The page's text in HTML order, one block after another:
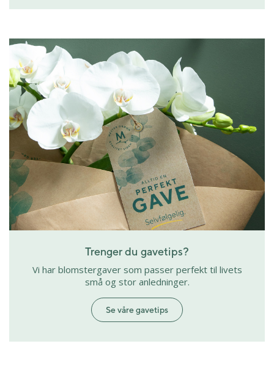
Trenger du gavetips?
Vi har blomstergaver som passer perfekt til livets
små og stor anledninger.
Se våre gavetips